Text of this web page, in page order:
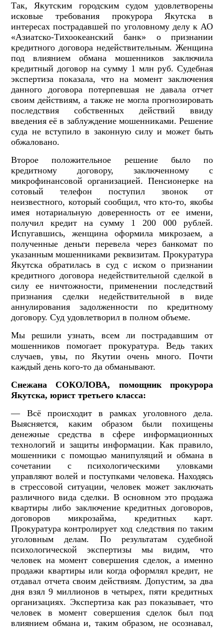
Так, Якутским городским судом удовлетворены
исковые требования прокурора Якутска в
интересах пострадавшей по уголовному делу к АО
«Азиатско-Тихоокеанский банк» о признании
кредитного договора недействительным. Женщина
под влиянием обмана мошенников заключила
кредитный договор на сумму 1 млн руб. Судебная
экспертиза показала, что на момент заключения
данного договора потерпевшая не давала отчет
своим действиям, а также не могла прогнозировать
последствия собственных действий ввиду
введения её в заблуждение мошенниками. Решение
суда не вступило в законную силу и может быть
обжаловано.
Второе положительное решение было по
кредитному договору, заключенному с
микрофинансовой организацией. Пенсионерке на
сотовый телефон поступил звонок от
неизвестного, который сообщил, что кто-то, якобы
имея нотариальную доверенность от ее имени,
получил кредит на сумму 1 200 000 рублей.
Испугавшись, женщина оформила микрозаем, а
полученные деньги перевела через банкомат по
указанным мошенниками реквизитам. Прокуратура
Якутска обратилась в суд с иском о признании
кредитного договора недействительной сделкой в
силу ее ничтожности, применении последствий
признания сделки недействительной в виде
аннулирования задолженности по кредитному
договору. Суд удовлетворил в полном объеме.
Мы решили узнать, всем ли пострадавшим от
мошенников помогает прокуратура. Ведь таких
случаев, увы, по Якутии очень много. Почти
каждый день кого-то да обманывают.
Снежана СОКОЛОВА, помощник прокурора
Якутска, юрист третьего класса:
— Всё происходит в рамках уголовного дела.
Выясняется, каким образом были похищены
денежные средства в сфере информационных
технологий и защиты информации. Как правило,
мошенники с помощью манипуляций и обмана в
сочетании с психологическими уловками
управляют волей и поступками человека. Находясь
в стрессовой ситуации, человек может заключать
различного вида сделки. В основном это продажа
квартиры либо заключение кредитных договоров,
договоров микрозайма, кредитных карт.
Прокуратура контролирует ход следствия по таким
уголовным делам. По результатам судебной
психологической экспертизы мы видим, что
человек на момент совершения сделок, а именно
продажи квартиры или когда оформлял кредит, не
отдавал отчета своим действиям. Допустим, за два
дня взял 9 миллионов в четырех, пяти кредитных
организациях. Экспертиза как раз показывает, что
человек в момент совершения сделок был под
влиянием обмана и, таким образом, не осознавал,